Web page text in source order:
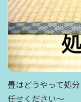
畳はどうやって処
任せください～